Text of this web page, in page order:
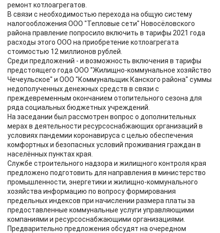
ремонт котлоагрегатов.
В связи с необходимостью перехода на общую систему
налогообложения ООО "Тепловые сети" Новосёловского
района правление попросило включить в тарифы 2021 года
расходы этого ООО на приобретение котлоагрегата
стоимостью 12 миллионов рублей.
Среди предложений - и возможность включения в тарифы
предстоящего года ООО "Жилищно-коммунальное хозяйство
Чечеульское" и ООО "Коммунальщик Канского района" суммы
недополученных денежных средств в связи с
преждевременным окончанием отопительного сезона для
ряда социальных бюджетных учреждений.
На заседании был рассмотрен вопрос о дополнительных
мерах в деятельности ресурсоснабжающих организаций в
условиях пандемии коронавируса с целью обеспечения
комфортных и безопасных условий проживания граждан в
населённых пунктах края.
Службе строительного надзора и жилищного контроля края
предложено подготовить для направления в министерство
промышленности, энергетики и жилищно-коммунального
хозяйства информацию по вопросу формирования
предельных индексов при начислении размера платы за
предоставленные коммунальные услуги управляющими
компаниями и ресурсоснабжающими организациями.
Предварительно предложения обсудят на очередном